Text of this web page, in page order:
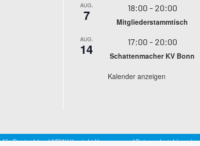
AUG.
7 18:00 - 20:00
Mitgliederstammtisch
AUG.
14 17:00 - 20:00
Schattenmacher KV Bonn
Kalender anzeigen
Deutschland NRW |Kontakt|Impressum|Datenschutzhinweise